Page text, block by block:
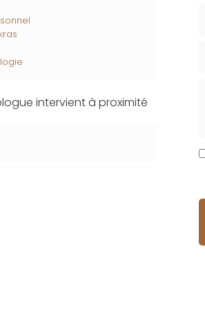
intervient à proximité